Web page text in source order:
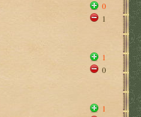
0
1
1
0
1